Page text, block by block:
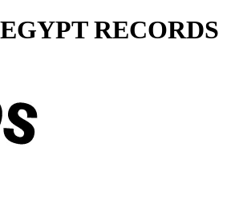
RECORDS